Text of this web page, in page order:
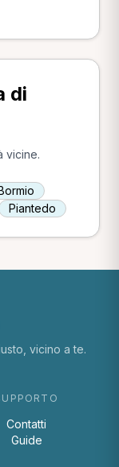
di
vicine.
Piantedo
vicino a te.
Contatti
Guide